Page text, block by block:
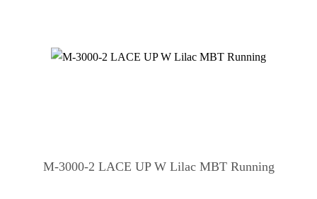
M-3000-2 LACE UP W Lilac MBT Running